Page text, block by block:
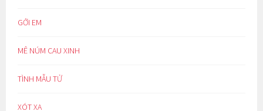
GỞI EM
MÊ NÚM CAU XINH
TÌNH MẪU TỬ
XÓT XA